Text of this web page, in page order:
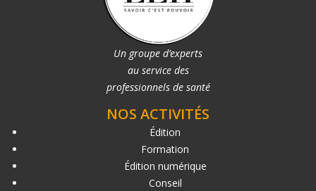
Un groupe d’experts
au service des
professionnels de santé
NOS ACTIVITÉS
Édition
Formation
Édition numérique
Conseil